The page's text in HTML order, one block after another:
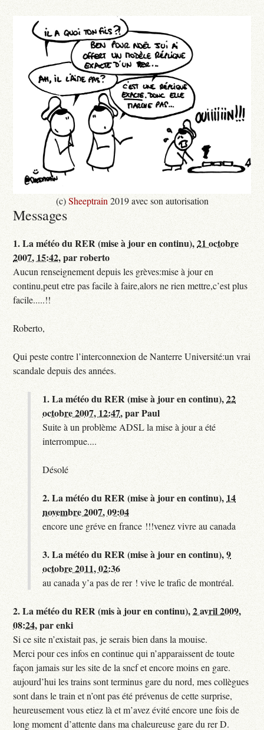
(c)Sheeptrain 2019 avec son autorisation
Messages
1.La météo du RER (mise à jour en continu),21 octobre
2007, 15:42,parroberto
Aucun renseignement depuis les grèves:mise à jour en
continu,peut etre pas facile à faire,alors ne rien mettre,c’est plus
facile.....!!
Roberto,
Qui peste contre l’interconnexion de Nanterre Université:un vrai
scandale depuis des années.
1.La météo du RER (mise à jour en continu),22
octobre 2007, 12:47,parPaul
Suite à un problème ADSL la mise à jour a été
interrompue....
Désolé
2.La météo du RER (mise à jour en continu), 14
novembre 2007, 09:04
encore une gréve en france !!!venez vivre au canada
3.La météo du RER (mise à jour en continu),9
octobre 2011, 02:36
au canada y’a pas de rer ! vive le trafic de montréal.
2.La météo du RER (mis à jour en continu),2 avril 2009,
08:24,parenki
Si ce site n’existait pas, je serais bien dans la mouise.
Merci pour ces infos en continue qui n’apparaissent de toute
façon jamais sur les site de la sncf et encore moins en gare.
aujourd’hui les trains sont terminus gare du nord, mes collègues
sont dans le train et n’ont pas été prévenus de cette surprise,
heureusement vous etiez là et m’avez évité encore une fois de
long moment d’attente dans ma chaleureuse gare du rer D.